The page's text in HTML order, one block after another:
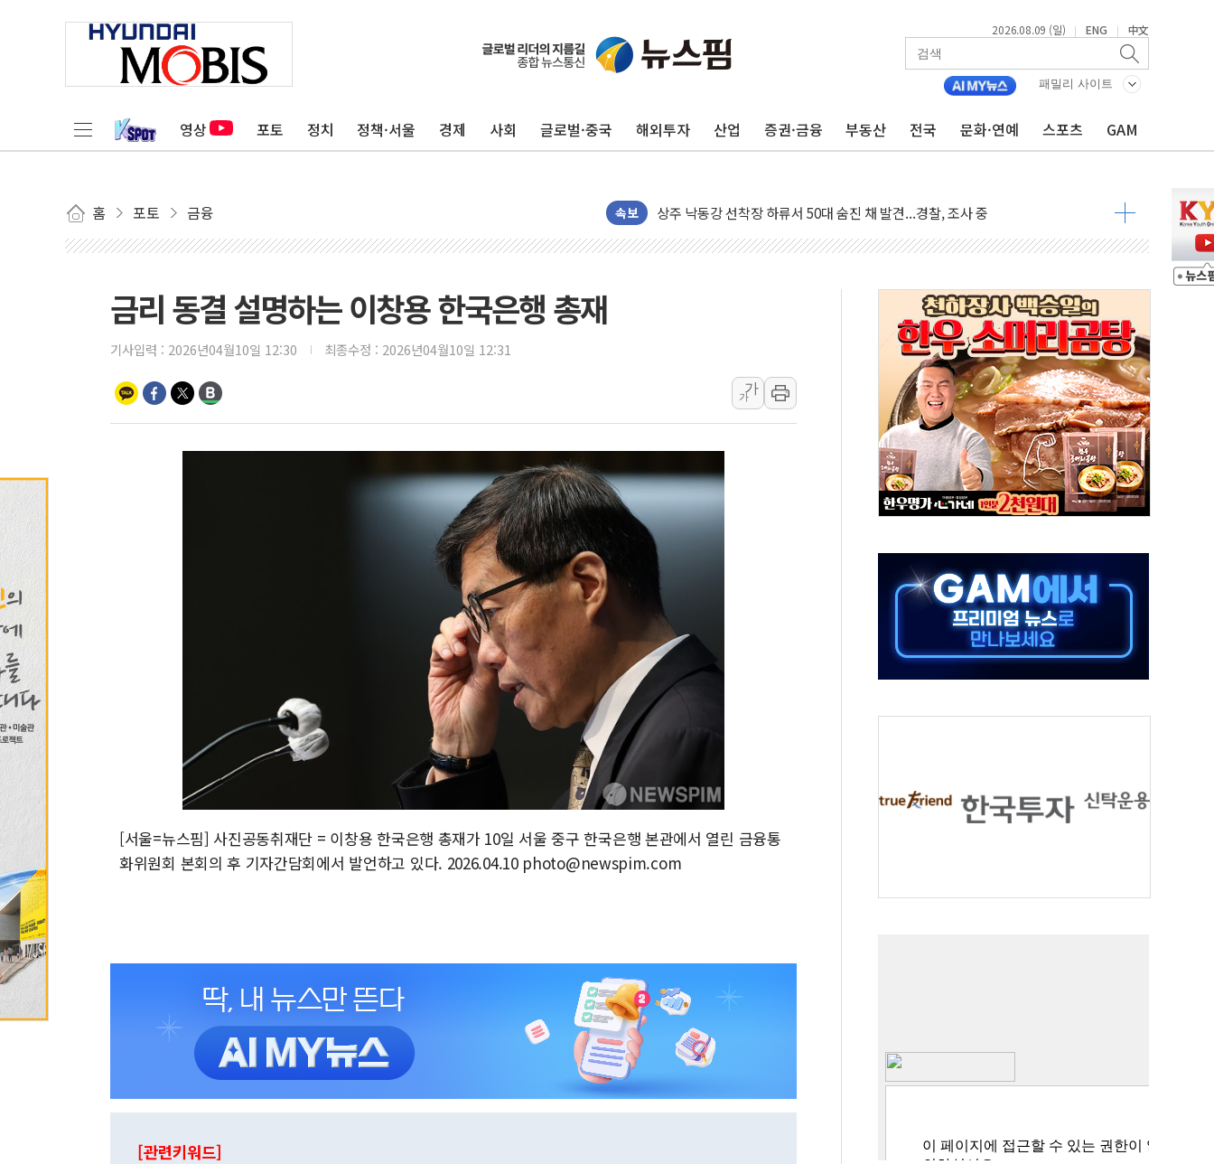
2026.08.09 (일) | ENG | 中文
패밀리 사이트
영상 포토 정치 정책·서울 경제 사회 글로벌·중국 해외투자 산업 증권·금융 부동산 전국 문화·연예 스포츠 GAM
홈 포토 금융 속보
평택 진위면 공장서 질식사고 발생…작업자 1명 숨져
상주 낙동강 선착장 하류서 50대 숨진 채 발견...경찰, 조사 중
[종합] 김민석, 정청래에 누적 '1.48%p' 차 선두 유지...金 46.01% vs 鄭 44.53%
인천서 말다툼 중 어머니 살해 10대 구속…범행 후 반려견도 죽여
김민석, 강원·대구·경북 경선서 정청래에 승리…金 48.54% vs 鄭 44.40%
[속보] 민주, 강원·대구·경북 경선 결과...김민석 48.54% 정청래 44.40%
[속보] 민주, 경북 경선 결과 발표...김민석 47.37% 정청래 45.71% 송영길 6.92%
[속보] 민주, 대구 경선 결과 발표...정청래 47.82% 김민석 46.35% 송영길 5.83%
[속보] 민주, 강원 경선 결과 발표...김민석 50.30% 정청래 41.94% 송영길 7.76%
정재헌 CEO, SKT 장기고객 400명 맞이…"마음 잇는 시간 되길"
최태원, 노소영에 9440억 지급 확정되나…재상고 앞두고 막판 셈법
하나금융, 명동 소상공인에 '행복상자' 전달
인천시 광복절 현수막 '태극기 거꾸로' 논란…이틀만에 철거
병무청, 보충역 전면 손질… 예술·체육요원 최대 33% 감축
홈플러스發 대형마트 판매, 역대 최대폭 감소한 9.4%↓…유통업계 양극화 심화
윤준병·이해민 의원, '정부 특사'로 콜롬비아 대통령 취임식 참석
'호우·산사태 주의보' 울진 시간당 30mm 강한 비...호우 피해 없어
여야, 황희 '버스 하우스' 공방…野 "청년 우롱 기괴" vs 與 "송구한 해프닝"
금리 동결 설명하는 이창용 한국은행 총재
기사입력 : 2026년04월10일 12:30 최종수정 : 2026년04월10일 12:31
가
가
[서울=뉴스핌] 사진공동취재단 = 이창용 한국은행 총재가 10일 서울 중구 한국은행 본관에서 열린 금융통
화위원회 본회의 후 기자간담회에서 발언하고 있다. 2026.04.10 photo@newspim.com
[관련키워드]